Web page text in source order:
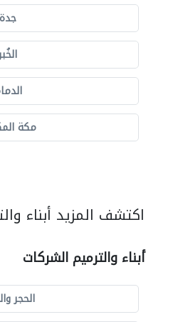
جدة
مكة
اكتشف المزيد أبناء
أبناء والترميم الشركات
الحجر